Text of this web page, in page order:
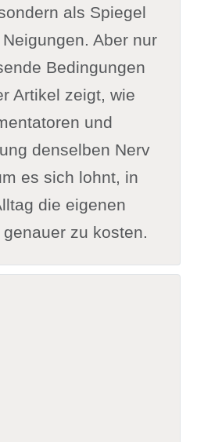
als Spiegel
Aber nur
Bedingungen
Artikel zeigt, wie
und
denselben Nerv
es sich lohnt, in
die eigenen
genauer zu kosten.